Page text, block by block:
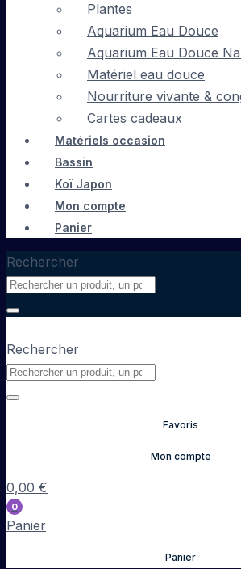
Plantes
Aquarium Eau Douce
Aquarium Eau Douce
Matériel eau douce
Nourriture vivante &
Cartes cadeaux
Matériels occasion
Bassin
Koï Japon
Mon compte
Panier
Rechercher
Rechercher
Favoris
Mon compte
0,00 €
0
Panier
Panier